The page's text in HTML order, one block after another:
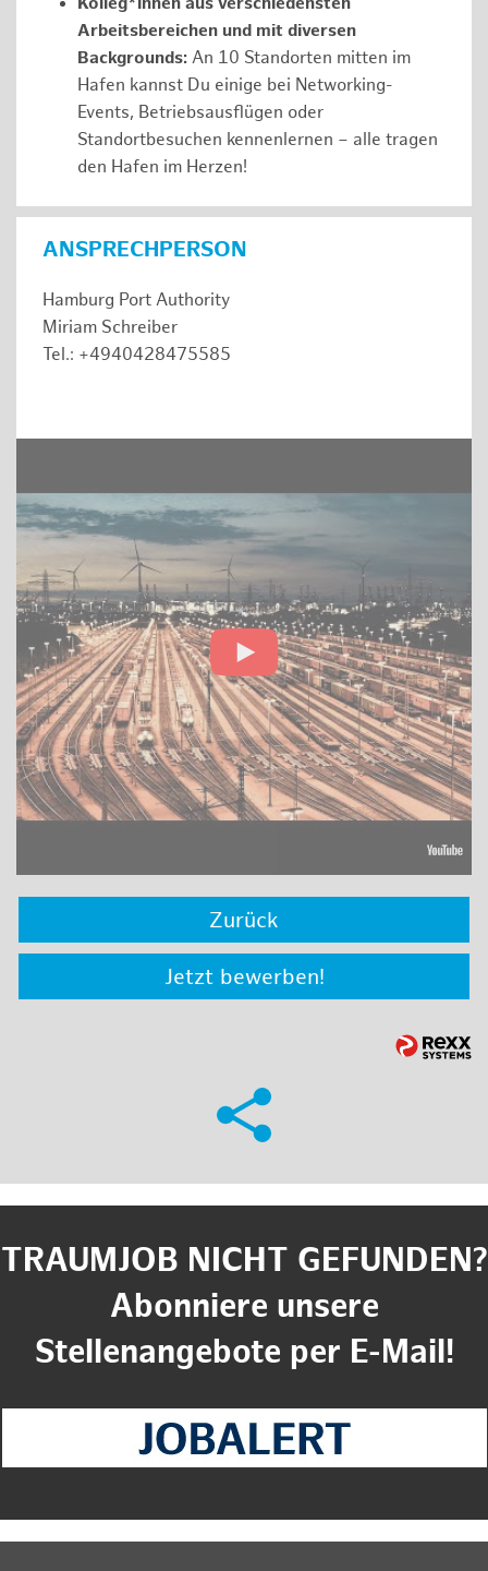
Arbeitsbereichen und mit diversen
Backgrounds: An 10 Standorten mitten im
Hafen kannst Du einige bei Networking-
Events, Betriebsausflügen oder
Standortbesuchen kennenlernen – alle tragen
den Hafen im Herzen!
ANSPRECHPERSON
Hamburg Port Authority
Miriam Schreiber
Tel.: +4940428475585
Zurück
Jetzt bewerben!
TRAUMJOB NICHT GEFUNDEN?
Abonniere unsere
Stellenangebote per E-Mail!